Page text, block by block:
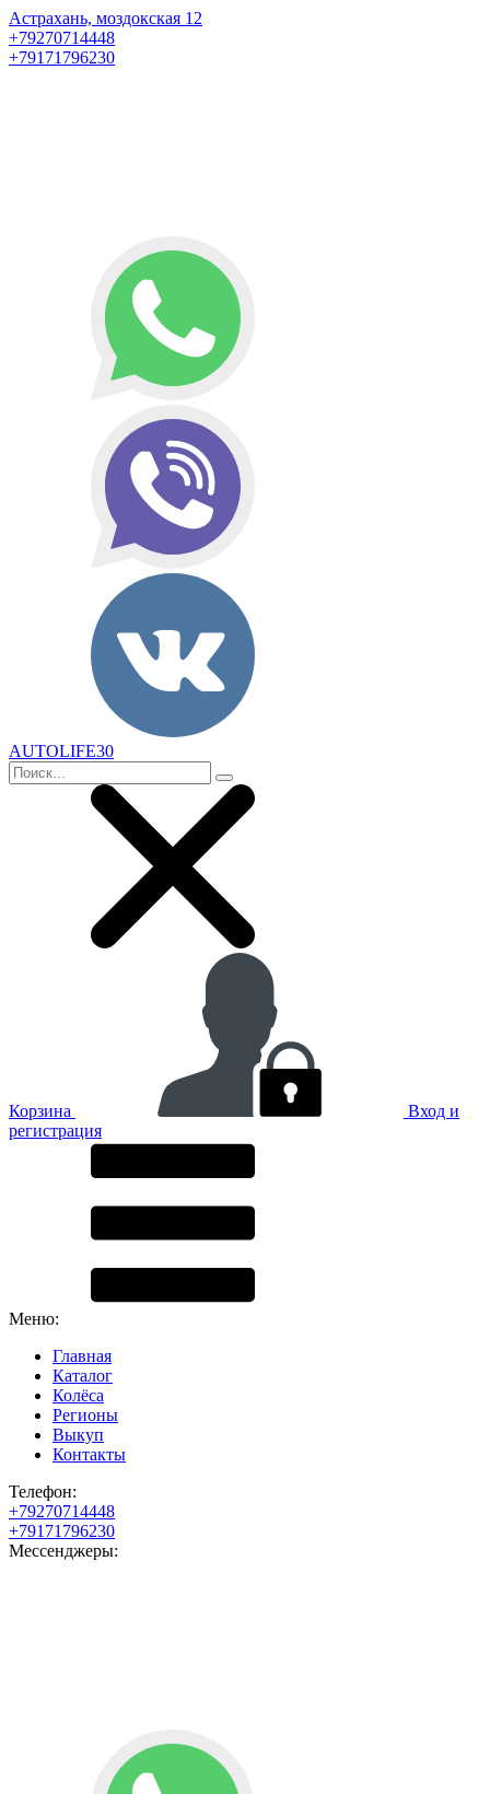
Астрахань, моздокская 12
+79270714448
+79171796230
AUTOLIFE30
Корзина
Вход и
регистрация
Меню:
Главная
Каталог
Колёса
Регионы
Выкуп
Контакты
Телефон:
+79270714448
+79171796230
Мессенджеры: